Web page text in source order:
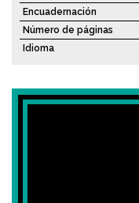
Encuadernación
Número de páginas
Idioma